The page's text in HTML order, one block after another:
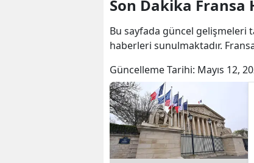
Son Dakika
Bu sayfada güncel gelişmeleri
haberleri sunulmaktadır.
Güncelleme Tarihi: Mayıs 12,